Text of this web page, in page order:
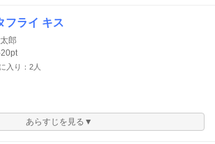
フライ キス
郎
入り：2人
あらすじを見る▼